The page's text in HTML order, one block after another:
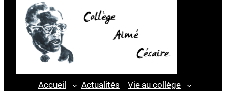
Accueil Actualités Vie au collège